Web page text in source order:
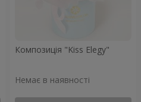
Композиція "Kiss Elegy"
Немає в наявності